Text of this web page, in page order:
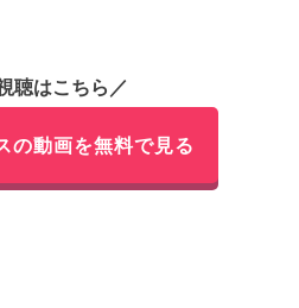
聴はこちら／
の動画を無料で見る